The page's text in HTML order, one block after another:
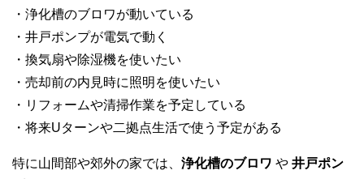
・浄化槽のブロワが動いている
・井戸ポンプが電気で動く
・換気扇や除湿機を使いたい
・売却前の内見時に照明を使いたい
・リフォームや清掃作業を予定している
・将来Uターンや二拠点生活で使う予定がある
特に山間部や郊外の家では、 浄化槽のブロワ や 井戸ポン